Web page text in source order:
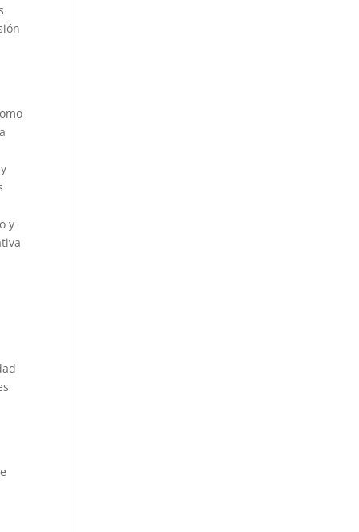
y